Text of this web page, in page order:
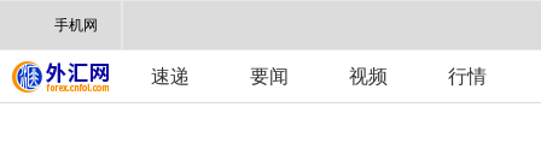
手机网
速递 要闻 视频 行情